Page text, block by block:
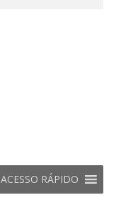
ACESSO RÁPIDO